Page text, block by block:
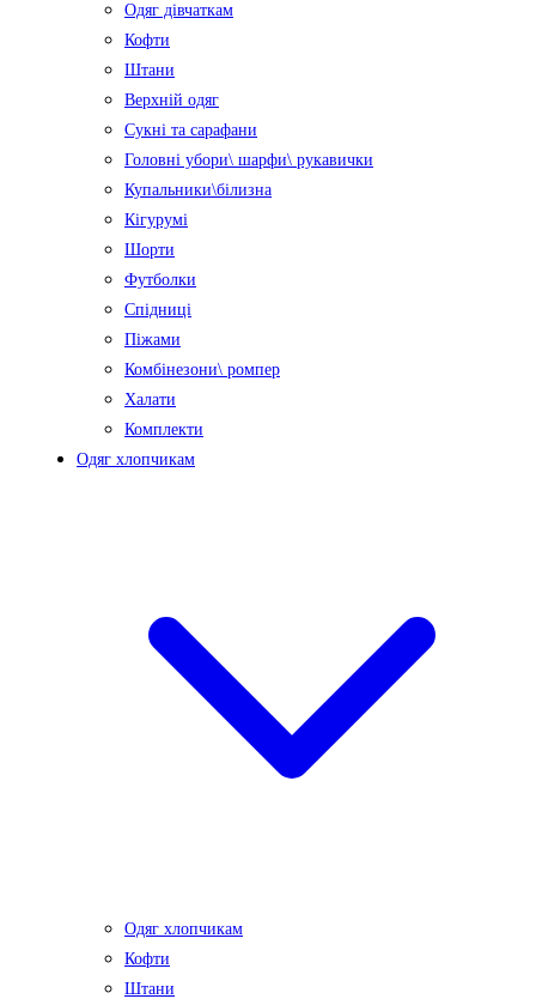
Одяг дівчаткам
Кофти
Штани
Верхній одяг
Сукні та сарафани
Головні убори\ шарфи\ рукавички
Купальники\білизна
Кігурумі
Шорти
Футболки
Спідниці
Піжами
Комбінезони\ ромпер
Халати
Комплекти
Одяг хлопчикам
Одяг хлопчикам
Кофти
Штани